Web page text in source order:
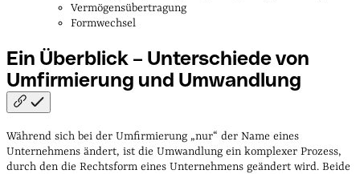
Vermögensübertragung
Formwechsel
Ein Überblick – Unterschiede von
Umfirmierung und Umwandlung
Während sich bei der Umfirmierung „nur“ der Name eines
Unternehmens ändert, ist die Umwandlung ein komplexer Prozess,
durch den die Rechtsform eines Unternehmens geändert wird. Beide